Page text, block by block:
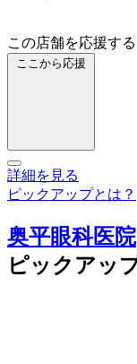
この店舗を応援する
ここから応援
詳細を見る
ピックアップとは？
奥平眼科医院
ピックアッ